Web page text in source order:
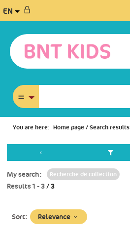
EN
You are here: Home page/Search results
My search: Recherche de collection
Results1 -3/ 3
Sort: (Immediate
update)
Relevance